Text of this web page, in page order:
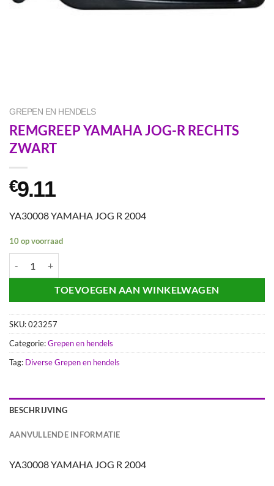
GREPEN EN HENDELS
REMGREEP YAMAHA JOG-R RECHTS
ZWART
€9.11
YA30008 YAMAHA JOG R 2004
10 op voorraad
TOEVOEGEN AAN WINKELWAGEN
SKU:023257
Categorie:Grepen en hendels
Tag: Diverse Grepen en hendels
BESCHRIJVING
AANVULLENDE INFORMATIE
YA30008 YAMAHA JOG R 2004